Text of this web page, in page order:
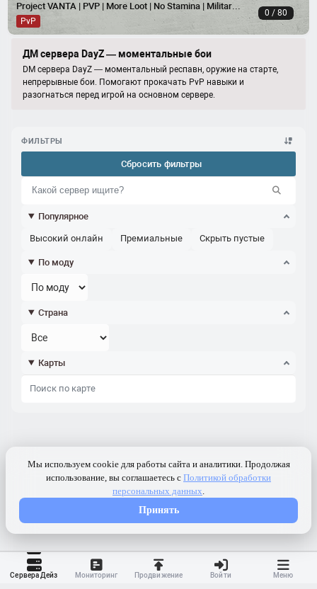
Project VANTA | PVP | More Loot | No Stamina | Military Loot++
PvP
0 / 80
ДМ сервера DayZ — моментальные бои
DM сервера DayZ — моментальный респавн, оружие на старте,
непрерывные бои. Помогают прокачать PvP навыки и
разогнаться перед игрой на основном сервере.
ФИЛЬТРЫ
Сбросить фильтры
Популярное
Высокий онлайн Премиальные Скрыть пустые
По моду
Страна
Карты
Сервера Дейз Мониторинг Продвижение Войти Меню